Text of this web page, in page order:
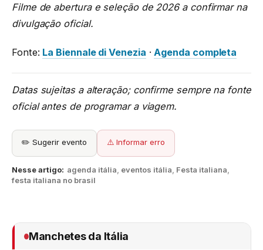
Filme de abertura e seleção de 2026 a confirmar na
divulgação oficial.
Fonte: La Biennale di Venezia ·Agenda completa
Datas sujeitas a alteração; confirme sempre na fonte
oficial antes de programar a viagem.
✏️ Sugerir evento ⚠️ Informar erro
Nesse artigo: agenda itália, eventos itália, Festa italiana,
festa italiana no brasil
Manchetes da Itália